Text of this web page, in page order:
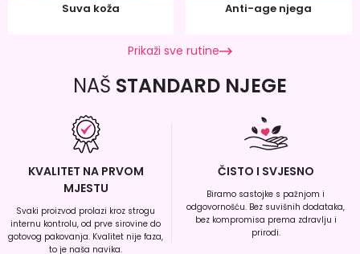
Suva koža Anti-age njega
Prikaži sve rutine
NAŠ STANDARD NJEGE
KVALITET NA PRVOM
MJESTU
Svaki proizvod prolazi kroz strogu
internu kontrolu, od prve sirovine do
gotovog pakovanja. Kvalitet nije faza,
to je naša navika.
ČISTO I SVJESNO
Biramo sastojke s pažnjom i
odgovornošću. Bez suvišnih dodataka,
bez kompromisa prema zdravlju i
prirodi.